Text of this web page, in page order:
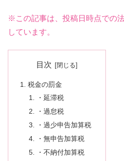
※この記事は、投稿日時点での
しています。
目次
税金の罰金
・延滞税
・過怠税
・過少申告加算税
・無申告加算税
・不納付加算税